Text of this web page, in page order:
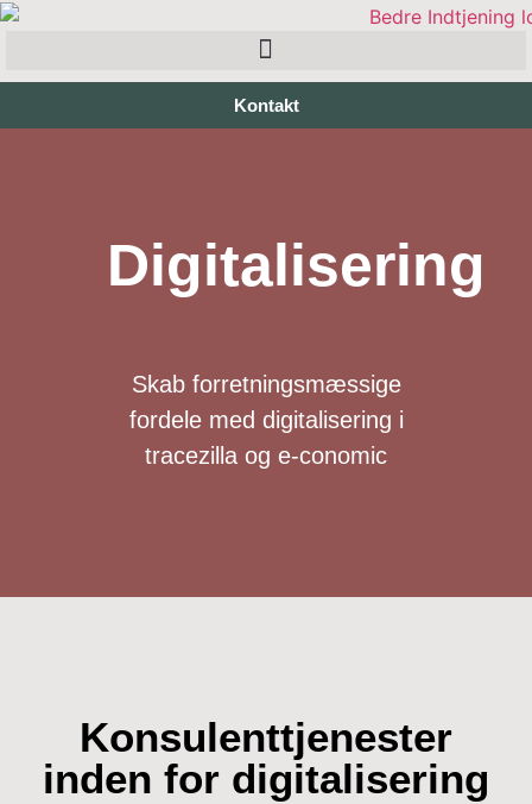
Kontakt
Digitalisering
Skab forretningsmæssige
fordele med digitalisering i
tracezilla og e-conomic
Konsulenttjenester
inden for digitalisering